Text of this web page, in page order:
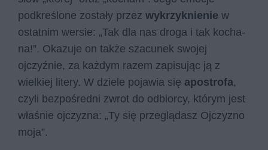
podkreślone zostały przez wykrzyknienie w
ostatnim wersie: „Tak dla nas dro­ga i tak ko­cha­
na!”. Okazuje on także szacunek swojej
ojczyźnie, za każdym razem zapisując ją z
wielkiej litery. W dziele pojawia się apostrofa,
czyli bezpośredni zwrot do odbiorcy, którym jest
właśnie ojczyzna: „Ty się prze­glą­dasz Oj­czy­zno
moja”.